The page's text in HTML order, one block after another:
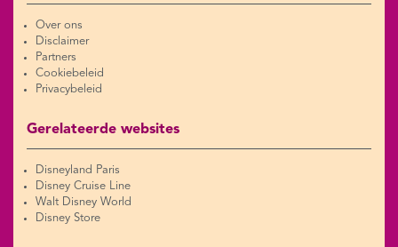
Over ons
Disclaimer
Partners
Cookiebeleid
Privacybeleid
Gerelateerde websites
Disneyland Paris
Disney Cruise Line
Walt Disney World
Disney Store